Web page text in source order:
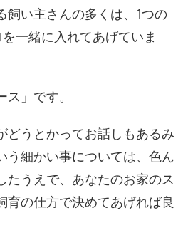
飼い主さんの多くは、1つの
一緒に入れてあげていま
」です。
どうとかってお話しもあるみ
う細かい事については、色ん
たうえで、あなたのお家のス
育の仕方で決めてあげれば良